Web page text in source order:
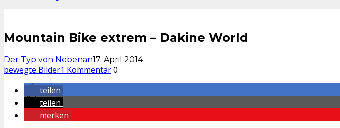
Mountain Bike extrem – Dakine World
Der Typ von Nebenan17. April 2014
bewegte Bilder1 Kommentar0
teilen
teilen
merken